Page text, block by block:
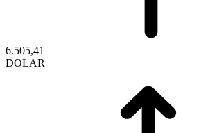
6.505,41
DOLAR